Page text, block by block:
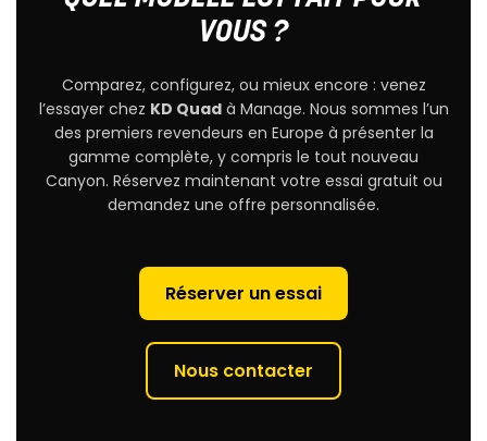
VOUS ?
Comparez, configurez, ou mieux encore : venez
l’essayer chez KD Quadà Manage. Nous sommes l’un
des premiers revendeurs en Europe à présenter la
gamme complète, y compris le tout nouveau
Canyon. Réservez maintenant votre essai gratuit ou
demandez une offre personnalisée.
Réserver un essai
Nous contacter